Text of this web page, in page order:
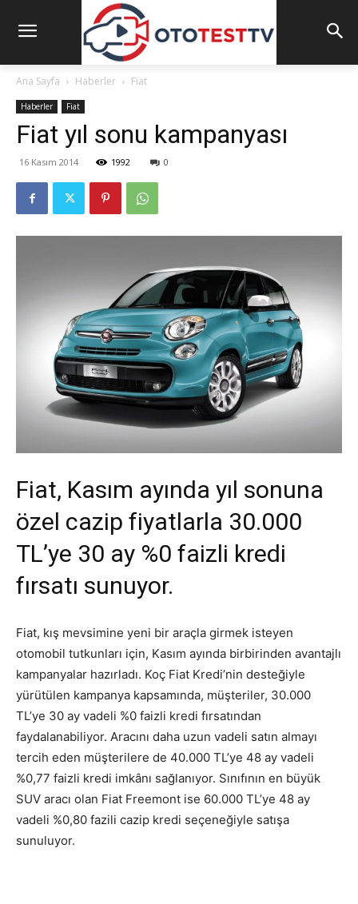
Ana Sayfa Haberler Fiat
Haberler Fiat
Fiat yıl sonu kampanyası
16 Kasım 2014 1992 0
Fiat, Kasım ayında yıl sonuna
özel cazip fiyatlarla 30.000
TL’ye 30 ay %0 faizli kredi
fırsatı sunuyor.
Fiat, kış mevsimine yeni bir araçla girmek isteyen
otomobil tutkunları için, Kasım ayında birbirinden avantajlı
kampanyalar hazırladı. Koç Fiat Kredi’nin desteğiyle
yürütülen kampanya kapsamında, müşteriler, 30.000
TL’ye 30 ay vadeli %0 faizli kredi fırsatından
faydalanabiliyor. Aracını daha uzun vadeli satın almayı
tercih eden müşterilere de 40.000 TL’ye 48 ay vadeli
%0,77 faizli kredi imkânı sağlanıyor. Sınıfının en büyük
SUV aracı olan Fiat Freemont ise 60.000 TL’ye 48 ay
vadeli %0,80 fazili cazip kredi seçeneğiyle satışa
sunuluyor.